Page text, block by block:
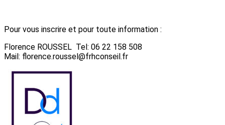
Pour vous inscrire et pour toute information :
Florence ROUSSEL Tel: 06 22 158 508
Mail: florence.roussel@frhconseil.fr